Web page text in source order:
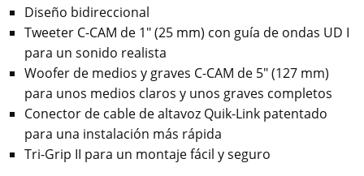
Diseño bidireccional
Tweeter C-CAM de 1" (25 mm) con guía de ondas UD I
para un sonido realista
Woofer de medios y graves C-CAM de 5" (127 mm)
para unos medios claros y unos graves completos
Conector de cable de altavoz Quik-Link patentado
para una instalación más rápida
Tri-Grip II para un montaje fácil y seguro